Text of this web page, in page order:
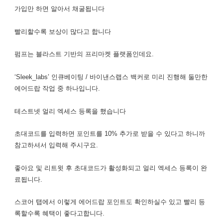
가입만 하면 알아서 채굴됩니다
​빨리할수록 보상이 많다고 합니다
펌프는 블라스트 기반의 프리마켓 플랫폼인데요.
‘Sleek_labs’ 인큐베이팅 / 바이낸스랩스 백커로 미리 진행해 둘만한
에어드랍 작업 중 하나입니다.
​테스트넷 얼리 엑세스 등록을 했습니다
초대코드를 입력하면 포인트를 10% 추가로 받을 수 있다고 하니까
참고하셔서 입력해 주시구요.
좋아요 및 리트윗 후 초대코드가 활성화되고 얼리 엑세스 등록이 완
료됩니다.
스코어 탭에서 이렇게 에어드랍 포인트도 확인하실수 있고 빨리 등
록할수록 혜택이 좋다고합니다.